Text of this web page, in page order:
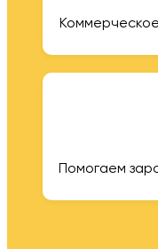
Помогаем